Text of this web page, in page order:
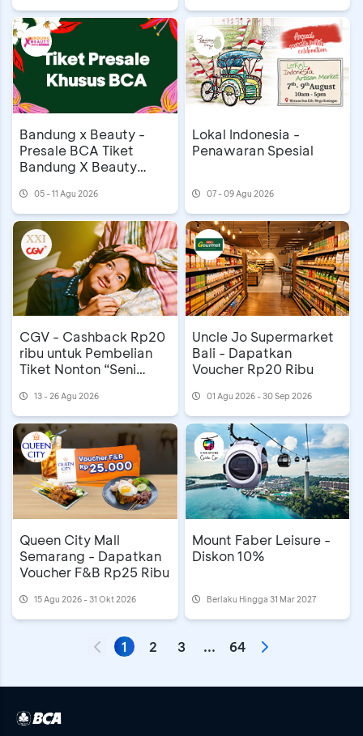
Bandung x Beauty -
Presale BCA Tiket
Bandung X Beauty
05 - 11 Agu 2026
Lokal Indonesia -
Penawaran Spesial
07 - 09 Agu 2026
CGV - Cashback Rp20
ribu untuk Pembelian
Tiket Nonton “Seni
13 - 26 Agu 2026
Uncle Jo Supermarket
Bali - Dapatkan
Voucher Rp20 Ribu
01 Agu 2026 - 30 Sep 2026
Queen City Mall
Semarang - Dapatkan
Voucher F&B Rp25 Ribu
15 Agu 2026 - 31 Okt 2026
Mount Faber Leisure -
Diskon 10%
Berlaku Hingga 31 Mar 2027
1 2 3 ... 64